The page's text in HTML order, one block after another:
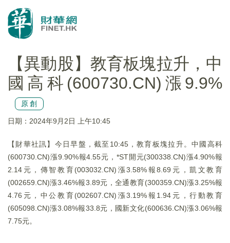
【異動股】教育板塊拉升，中
國高科(600730.CN)漲9.9%
原創
日期：2024年9月2日 上午10:45
【財華社訊】今日早盤，截至10:45，教育板塊拉升。中國高科
(600730.CN)漲9.90%報4.55元，*ST開元(300338.CN)漲4.90%報
2.14元，傳智教育(003032.CN)漲3.58%報8.69元，凱文教育
(002659.CN)漲3.46%報3.89元，全通教育(300359.CN)漲3.25%報
4.76元，中公教育(002607.CN)漲3.19%報1.94元，行動教育
(605098.CN)漲3.08%報33.8元，國新文化(600636.CN)漲3.06%報
7.75元。